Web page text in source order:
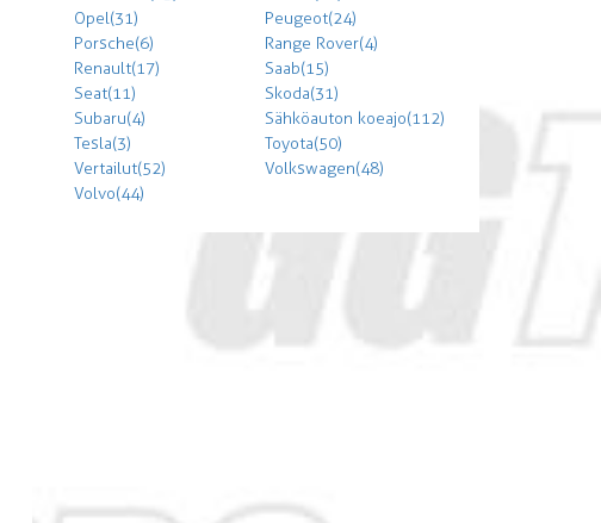
Opel (31)
Peugeot (24)
Porsche (6)
Range Rover (4)
Renault (17)
Saab (15)
Seat (11)
Skoda (31)
Subaru (4)
Sähköauton koeajo (112)
Tesla (3)
Toyota (50)
Vertailut (52)
Volkswagen (48)
Volvo (44)